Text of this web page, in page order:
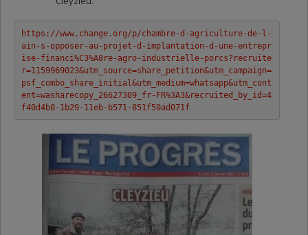
https://www.change.org/p/chambre-d-agriculture-de-l-
ain-s-opposer-au-projet-d-implantation-d-une-entrepr
ise-financi%C3%A8re-agro-industrielle-porcs?recruite
r=1159969023&utm_source=share_petition&utm_campaign=
psf_combo_share_initial&utm_medium=whatsapp&utm_cont
ent=washarecopy_26627309_fr-FR%3A3&recruited_by_id=4
f40d4b0-1b29-11eb-b571-851f50ad071f